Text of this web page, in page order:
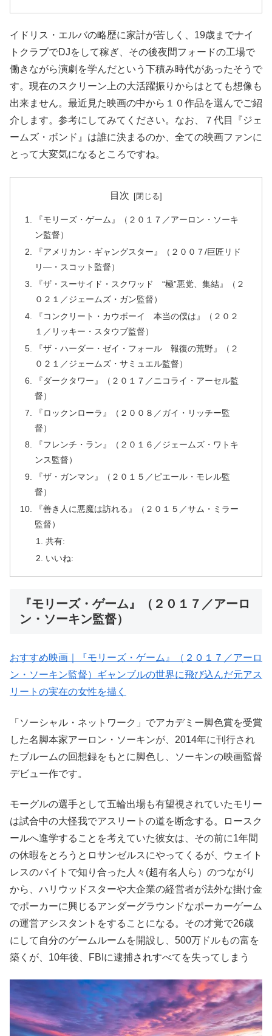
イドリス・エルバの略歴に家計が苦しく、19歳までナイ
トクラブでDJをして稼ぎ、その後夜間フォードの工場で
働きながら演劇を学んだという下積み時代があったそうで
す。現在のスクリーン上の大活躍振りからはとても想像も
出来ません。最近見た映画の中から１０作品を選んでご紹
介します。参考にしてみてください。なお、７代目『ジェ
ームズ・ボンド』は誰に決まるのか、全ての映画ファンに
とって大変気になるところですね。
目次
『モリーズ・ゲーム』（２０１７／アーロン・ソーキ
ン監督）
『アメリカン・ギャングスター』（２００７/巨匠リド
リ―・スコット監督）
『ザ・スーサイド・スクワッド “極”悪党、集結』（２
０２１／ジェームズ・ガン監督）
『コンクリート・カウボーイ 本当の僕は』（２０２
１／リッキー・スタウブ監督）
『ザ・ハーダー・ゼイ・フォール 報復の荒野』（２
０２１／ジェームズ・サミュエル監督）
『ダークタワー』（２０１７／ニコライ・アーセル監
督）
『ロックンローラ』（２００８／ガイ・リッチー監
督）
『フレンチ・ラン』（２０１６／ジェームズ・ワトキ
ンス監督）
『ザ・ガンマン』（２０１５／ピエール・モレル監
督）
『善き人に悪魔は訪れる』（２０１５／サム・ミラー
監督）
共有:
いいね:
『モリーズ・ゲーム』（２０１７／アーロ
ン・ソーキン監督）
おすすめ映画｜『モリーズ・ゲーム』（２０１７／アーロ
ン・ソーキン監督）ギャンブルの世界に飛び込んだ元アス
リートの実在の女性を描く
「ソーシャル・ネットワーク」でアカデミー脚色賞を受賞
した名脚本家アーロン・ソーキンが、2014年に刊行され
たブルームの回想録をもとに脚色し、ソーキンの映画監督
デビュー作です。
モーグルの選手として五輪出場も有望視されていたモリー
は試合中の大怪我でアスリートの道を断念する。ロースク
ールへ進学することを考えていた彼女は、その前に1年間
の休暇をとろうとロサンゼルスにやってくるが、ウェイト
レスのバイトで知り合った人々(超有名人ら）のつながり
から、ハリウッドスターや大企業の経営者が法外な掛け金
でポーカーに興じるアンダーグラウンドなポーカーゲーム
の運営アシスタントをすることになる。その才覚で26歳
にして自分のゲームルームを開設し、500万ドルもの富を
築くが、10年後、FBIに逮捕されすべてを失ってしまう